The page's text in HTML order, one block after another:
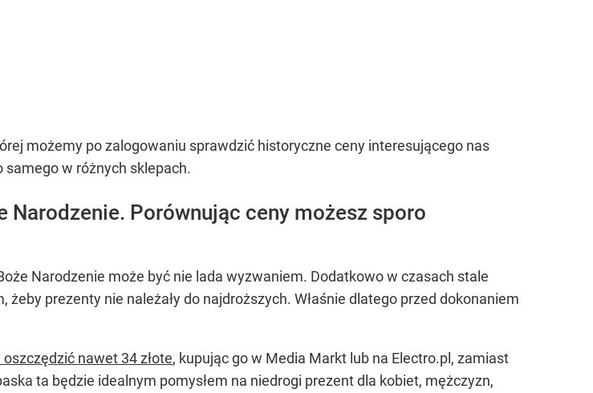
możemy po zalogowaniu sprawdzić historyczne ceny interesującego nas
w różnych sklepach.
Narodzenie. Porównując ceny możesz sporo
Narodzenie może być nie lada wyzwaniem. Dodatkowo w czasach stale
prezenty nie należały do najdroższych. Właśnie dlatego przed dokonaniem
nawet 34 złote, kupując go w Media Markt lub na Electro.pl, zamiast
ta będzie idealnym pomysłem na niedrogi prezent dla kobiet, mężczyzn,